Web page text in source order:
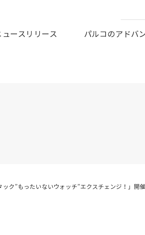
あげますとともに、被災地の一日も早
ュースリリース パルコのアドバ
ク”もったいないウォッチ”エクスチェンジ！」開